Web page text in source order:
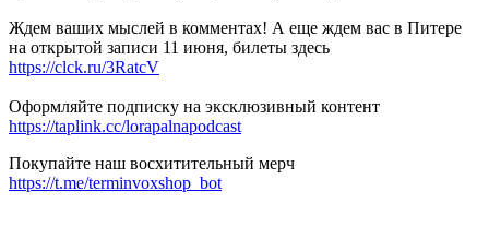
Ждем ваших мыслей в комментах! А еще ждем вас в Питере
на открытой записи 11 июня, билеты здесь
https://clck.ru/3RatcV
Оформляйте подписку на эксклюзивный контент
https://taplink.cc/lorapalnapodcast
Покупайте наш восхитительный мерч
https://t.me/terminvoxshop_bot